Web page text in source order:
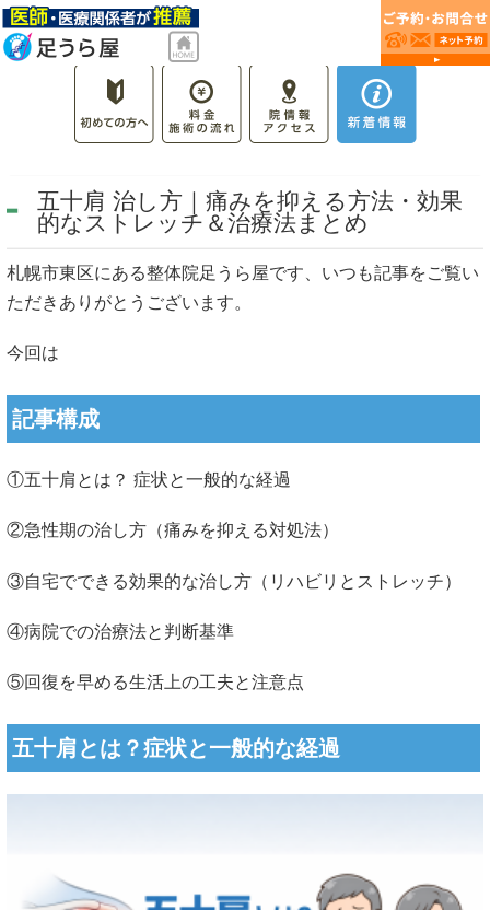
五十肩 治し方｜痛みを抑える方法・効果
的なストレッチ＆治療法まとめ
札幌市東区にある整体院足うら屋です、いつも記事をご覧い
ただきありがとうございます。
今回は
記事構成
①五十肩とは？ 症状と一般的な経過
②急性期の治し方（痛みを抑える対処法）
③自宅でできる効果的な治し方（リハビリとストレッチ）
④病院での治療法と判断基準
⑤回復を早める生活上の工夫と注意点
五十肩とは？症状と一般的な経過